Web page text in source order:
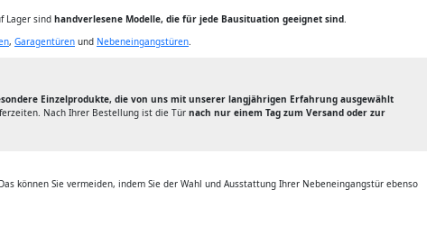
Lager sind handverlesene Modelle, die für jede Bausituation geeignet sind
, Garagentüren und Nebeneingangstüren
Einzelprodukte, die von uns mit unserer langjährigen Erfahrung ausgewählt
Nach Ihrer Bestellung ist die Tür nach nur einem Tag zum Versand oder zur
können Sie vermeiden, indem Sie der Wahl und Ausstattung Ihrer Nebeneingangstür ebenso